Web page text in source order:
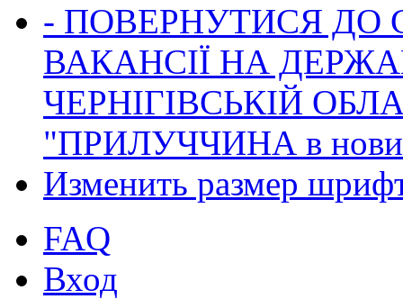
- ПОВЕРНУТИСЯ ДО
ВАКАНСІЇ НА
ЧЕРНІГІВСЬКІЙ
"ПРИЛУЧЧИНА в
Изменить размер
FAQ
Вход